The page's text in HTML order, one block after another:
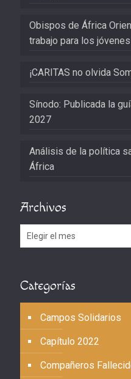
Obispos de África
trabajo para los jóvenes
¡CARITAS no olvida
Sínodo: Publicada la
2027
Análisis de la política
África
Archivos
Archivos
Categorías
Campos Solidarios
Capítulo 2022
Compañeros